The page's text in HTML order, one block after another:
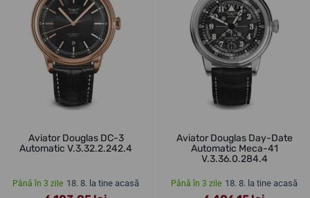
Aviator Douglas DC-3
Automatic V.3.32.2.242.4
Până în 3 zile 18. 8. la tine acasă
Aviator Douglas Day-Date
Automatic Meca-41
V.3.36.0.284.4
Până în 3 zile 18. 8. la tine acasă